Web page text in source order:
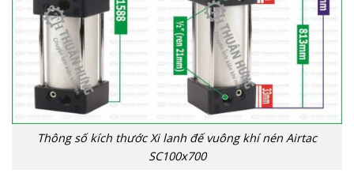
Thông số kích thước Xi lanh đế vuông khí nén Airtac
SC100x700